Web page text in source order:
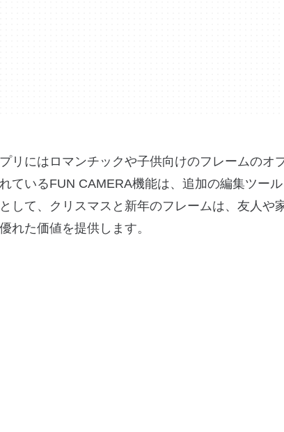
リにはロマンチックや子供向けのフレームのオ
ているFUN CAMERA機能は、追加の編集ツー
して、クリスマスと新年のフレームは、友人や
れた価値を提供します。